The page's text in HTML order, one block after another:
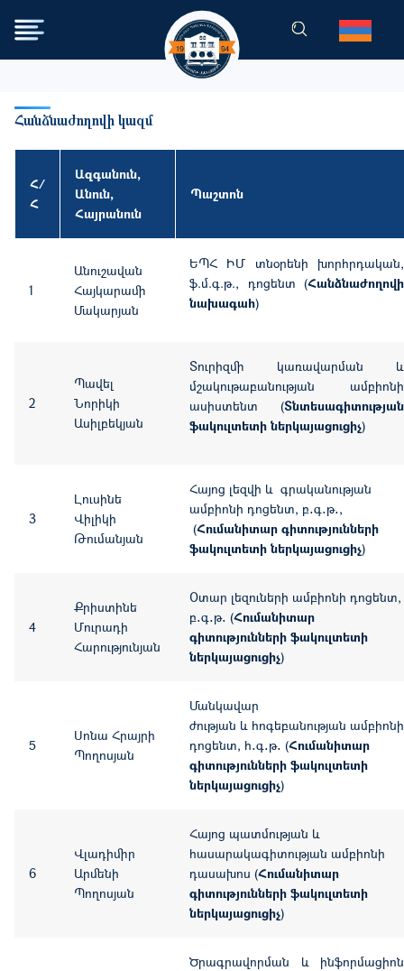
Skip to main content
Հանձնաժողովի կազմ
Հ/
Հ
Ազգանուն,
Անուն,
Հայրանուն
Պաշտոն
1
Անուշավան
Հայկարամի
Մակարյան
ԵՊՀ ԻՄ տնօրենի խորհրդական,
ֆ.մ.գ.թ., դոցենտ (Հանձնաժողովի
նախագահ)
2
Պավել
Նորիկի
Ասիլբեկյան
Տուրիզմի կառավարման և
մշակութաբանության ամբիոնի
ասիստենտ (Տնտեսագիտության
ֆակուլտետի ներկայացուցիչ)
3
Լուսինե
Վիլիկի
Թումանյան
Հայոց լեզվի և գրականության
ամբիոնի դոցենտ, բ․գ․թ․,
(Հումանիտար գիտությունների
ֆակուլտետի ներկայացուցիչ)
4
Քրիստինե
Մուրադի
Հարությունյան
Օտար լեզուների ամբիոնի դոցենտ,
բ․գ․թ․ (Հումանիտար
գիտությունների ֆակուլտետի
ներկայացուցիչ)
5
Սոնա Հրայրի
Պողոսյան
Մանկավար
ժության և հոգեբանության ամբիոնի
դոցենտ, հ․գ․թ․ (Հումանիտար
գիտությունների ֆակուլտետի
ներկայացուցիչ)
6
Վլադիմիր
Արմենի
Պողոսյան
Հայոց պատմության և
հասարակագիտության ամբիոնի
դասախոս (Հումանիտար
գիտությունների ֆակուլտետի
ներկայացուցիչ)
Ծրագրավորման և ինֆորմացիոն